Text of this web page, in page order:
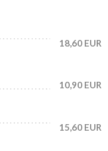
18,60 EUR
10,90 EUR
15,60 EUR